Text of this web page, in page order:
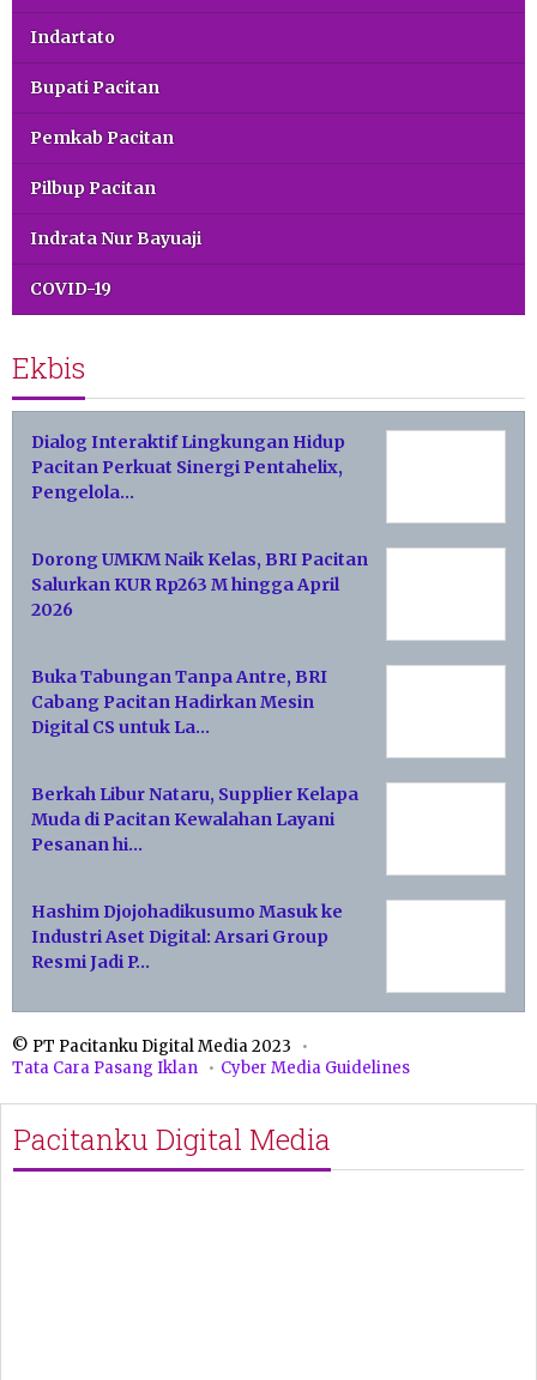
Indartato
Bupati Pacitan
Pemkab Pacitan
Pilbup Pacitan
Indrata Nur Bayuaji
COVID-19
Ekbis
Dialog Interaktif Lingkungan Hidup
Pacitan Perkuat Sinergi Pentahelix,
Pengelola…
Dorong UMKM Naik Kelas, BRI Pacitan
Salurkan KUR Rp263 M hingga April
2026
Buka Tabungan Tanpa Antre, BRI
Cabang Pacitan Hadirkan Mesin
Digital CS untuk La…
Berkah Libur Nataru, Supplier Kelapa
Muda di Pacitan Kewalahan Layani
Pesanan hi…
Hashim Djojohadikusumo Masuk ke
Industri Aset Digital: Arsari Group
Resmi Jadi P…
© PT Pacitanku Digital Media 2023
Tata Cara Pasang Iklan
Cyber Media Guidelines
Pacitanku Digital Media